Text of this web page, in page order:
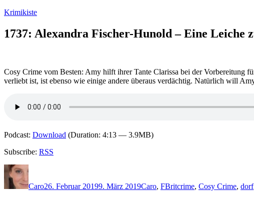
Zum
springen
Krimikiste
1737: Alexandra Fischer-Hunold – Eine Leiche
Cosy Crime vom Besten: Amy hilft ihrer Tante Clarissa bei der Vorbereitung
verliebt ist, ist ebenso wie einige andere überaus verdächtig. Natürlich will
Podcast: Download (Duration: 4:13 — 3.9MB)
Subscribe: RSS
Autor
Caro26. Februar 20199. März 2019Caro, FBritcrime, Cosy Crime, dorf